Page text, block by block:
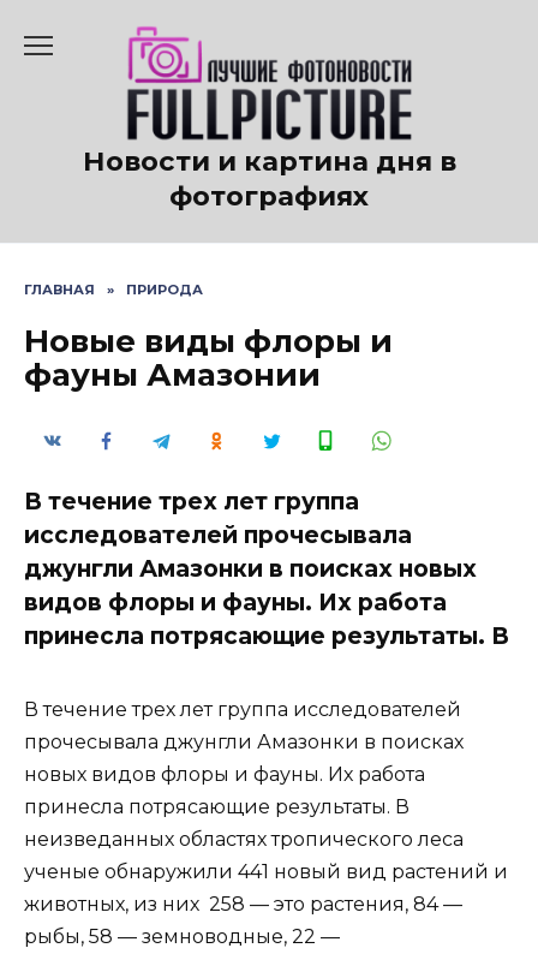
содержанию
Новости и картина дня в
фотографиях
ГЛАВНАЯ » ПРИРОДА
Новые виды флоры и
фауны Амазонии
В течение трех лет группа
исследователей прочесывала
джунгли Амазонки в поисках новых
видов флоры и фауны. Их работа
принесла потрясающие результаты. В
В течение трех лет группа исследователей
прочесывала джунгли Амазонки в поисках
новых видов флоры и фауны. Их работа
принесла потрясающие результаты. В
неизведанных областях тропического леса
ученые обнаружили 441 новый вид растений и
животных, из них 258 — это растения, 84 —
рыбы, 58 — земноводные, 22 —